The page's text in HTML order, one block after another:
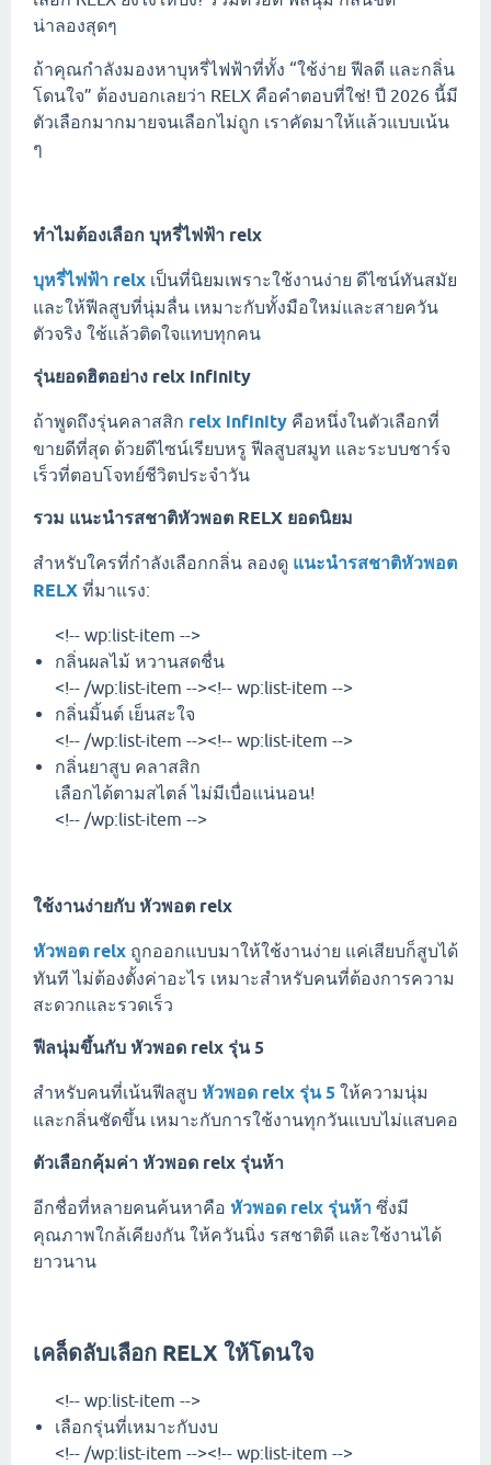
น่าลองสุดๆ
ถ้าคุณกำลังมองหาบุหรี่ไฟฟ้าที่ทั้ง “ใช้ง่าย ฟีลดี และกลิ่น
โดนใจ” ต้องบอกเลยว่า RELX คือคำตอบที่ใช่! ปี 2026 นี้มี
ตัวเลือกมากมายจนเลือกไม่ถูก เราคัดมาให้แล้วแบบเน้น
ๆ
ทำไมต้องเลือก บุหรี่ไฟฟ้า relx
บุหรี่ไฟฟ้า relx เป็นที่นิยมเพราะใช้งานง่าย ดีไซน์ทันสมัย
และให้ฟีลสูบที่นุ่มลื่น เหมาะกับทั้งมือใหม่และสายควัน
ตัวจริง ใช้แล้วติดใจแทบทุกคน
รุ่นยอดฮิตอย่าง relx infinity
ถ้าพูดถึงรุ่นคลาสสิก relx infinity คือหนึ่งในตัวเลือกที่
ขายดีที่สุด ด้วยดีไซน์เรียบหรู ฟีลสูบสมูท และระบบชาร์จ
เร็วที่ตอบโจทย์ชีวิตประจำวัน
รวม แนะนำรสชาติหัวพอต RELX ยอดนิยม
สำหรับใครที่กำลังเลือกกลิ่น ลองดู แนะนำรสชาติหัวพอต
RELX ที่มาแรง:
<!-- wp:list-item -->
กลิ่นผลไม้ หวานสดชื่น
<!-- /wp:list-item --><!-- wp:list-item -->
กลิ่นมิ้นต์ เย็นสะใจ
<!-- /wp:list-item --><!-- wp:list-item -->
กลิ่นยาสูบ คลาสสิก
เลือกได้ตามสไตล์ ไม่มีเบื่อแน่นอน!
<!-- /wp:list-item -->
ใช้งานง่ายกับ หัวพอต relx
หัวพอต relx ถูกออกแบบมาให้ใช้งานง่าย แค่เสียบก็สูบได้
ทันที ไม่ต้องตั้งค่าอะไร เหมาะสำหรับคนที่ต้องการความ
สะดวกและรวดเร็ว
ฟีลนุ่มขึ้นกับ หัวพอด relx รุ่น 5
สำหรับคนที่เน้นฟีลสูบ หัวพอด relx รุ่น 5 ให้ความนุ่ม
และกลิ่นชัดขึ้น เหมาะกับการใช้งานทุกวันแบบไม่แสบคอ
ตัวเลือกคุ้มค่า หัวพอด relx รุ่นห้า
อีกชื่อที่หลายคนค้นหาคือ หัวพอด relx รุ่นห้า ซึ่งมี
คุณภาพใกล้เคียงกัน ให้ควันนิ่ง รสชาติดี และใช้งานได้
ยาวนาน
เคล็ดลับเลือก RELX ให้โดนใจ
<!-- wp:list-item -->
เลือกรุ่นที่เหมาะกับงบ
<!-- /wp:list-item --><!-- wp:list-item -->